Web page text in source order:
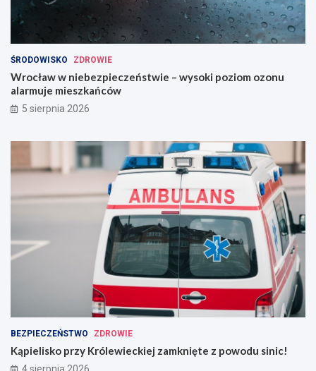
ŚRODOWISKO ZDROWIE
Wrocław w niebezpieczeństwie – wysoki poziom ozonu
alarmuje mieszkańców
5 sierpnia 2026
BEZPIECZEŃSTWO ZDROWIE
Kąpielisko przy Królewieckiej zamknięte z powodu sinic!